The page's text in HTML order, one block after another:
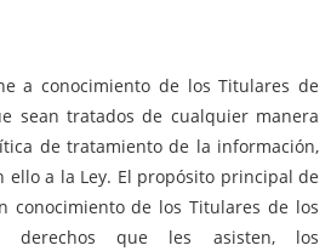
a conocimiento de los Titulares de
sean tratados de cualquier manera
de tratamiento de la información,
a la Ley. El propósito principal de
conocimiento de los Titulares de los
derechos que les asisten, los